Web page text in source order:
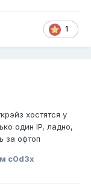
1
хостятся у
один IP, ладно,
за офтоп
c0d3x